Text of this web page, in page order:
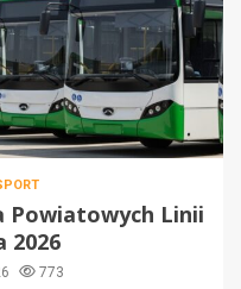
Powiatowych Linii
2026
773